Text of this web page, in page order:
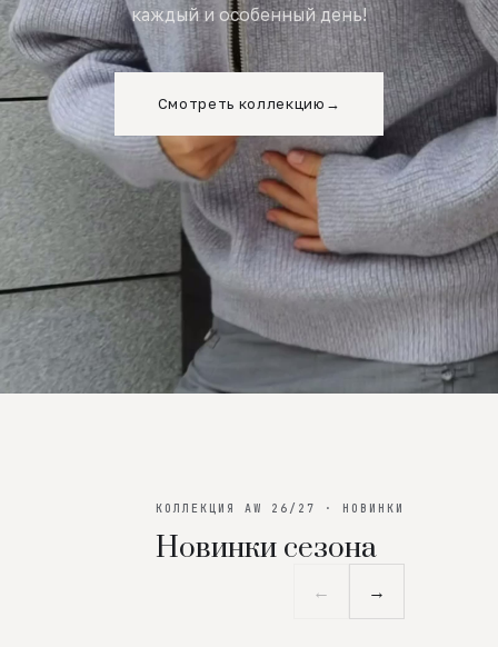
каждый и особенный день!
Смотреть коллекцию →
КОЛЛЕКЦИЯ AW 26/27 · НОВИНКИ
Новинки сезона
← →